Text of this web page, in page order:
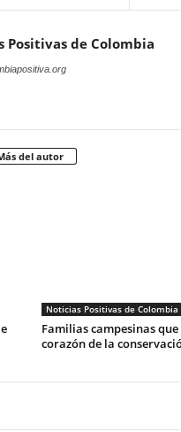
Positivas de Colombia
del autor
Noticias Positivas de Colombia
Familias campesinas que
corazón de la